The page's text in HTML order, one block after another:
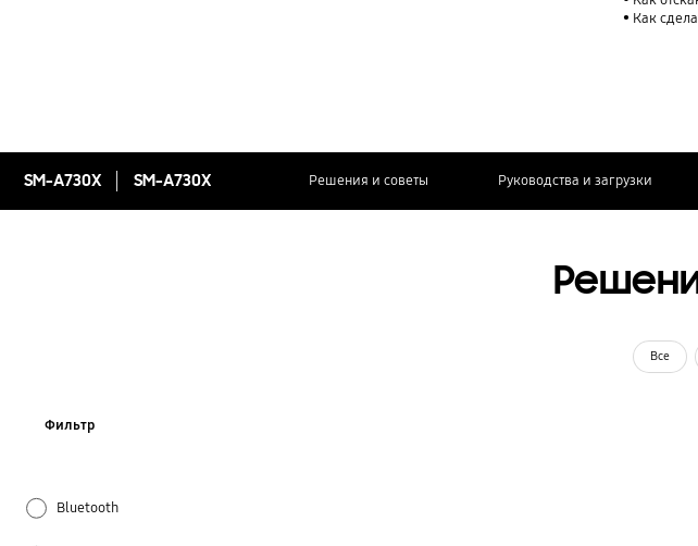
Как
SM-A730X SM-A730X Решения и советы Руководства и загрузки
Все
Фильтр
Bluetooth